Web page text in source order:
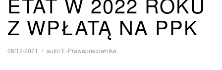
Z WPŁATĄ NA PPK
06/12/2021 autor E-Prawapracownika